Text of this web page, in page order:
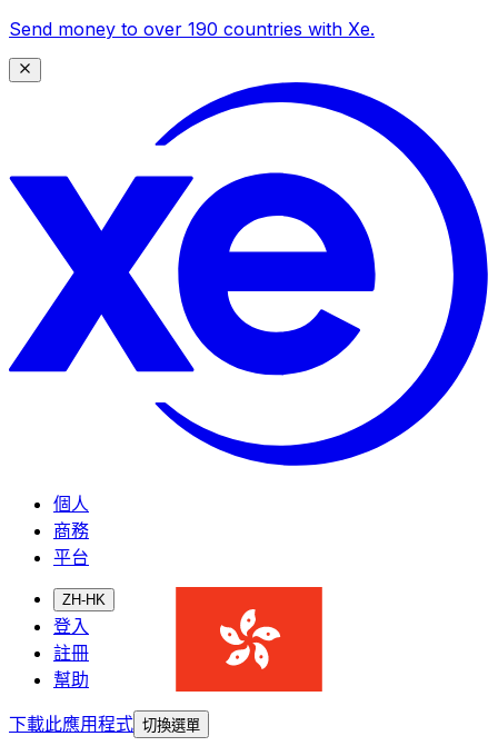
Send money to over 190 countries with Xe.
個人
商務
平台
ZH-HK
登入
註冊
幫助
下載此應用程式 切換選單